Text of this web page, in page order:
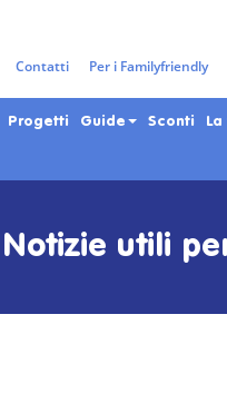
Contatti Per i Familyfriendly
Progetti Guide Sconti
Notizie utili